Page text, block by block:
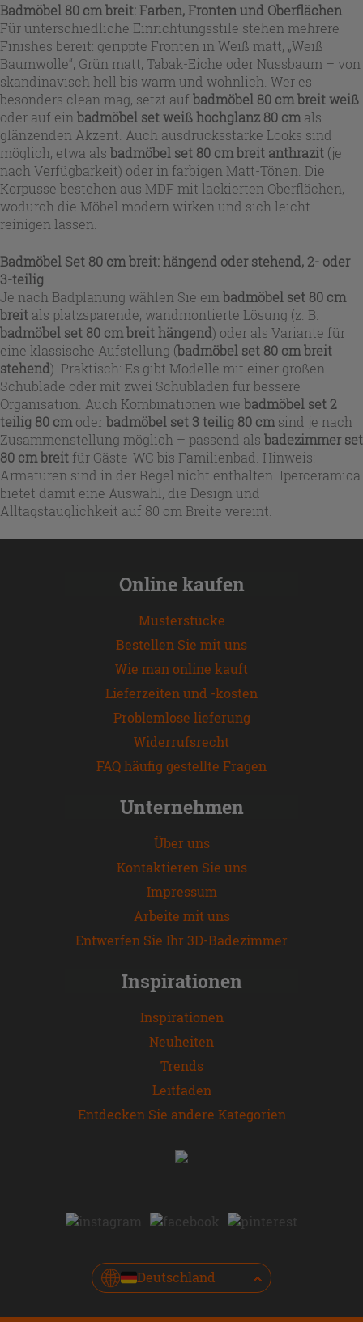
Badmöbel 80 cm breit: Farben, Fronten und Oberflächen
Für unterschiedliche Einrichtungsstile stehen mehrere
Finishes bereit: gerippte Fronten in Weiß matt, „Weiß
Baumwolle“, Grün matt, Tabak-Eiche oder Nussbaum – von
skandinavisch hell bis warm und wohnlich. Wer es
besonders clean mag, setzt auf badmöbel 80 cm breit weiß
oder auf ein badmöbel set weiß hochglanz 80 cm als
glänzenden Akzent. Auch ausdrucksstarke Looks sind
möglich, etwa als badmöbel set 80 cm breit anthrazit (je
nach Verfügbarkeit) oder in farbigen Matt-Tönen. Die
Korpusse bestehen aus MDF mit lackierten Oberflächen,
wodurch die Möbel modern wirken und sich leicht
reinigen lassen.
Badmöbel Set 80 cm breit: hängend oder stehend, 2- oder
3-teilig
Je nach Badplanung wählen Sie ein badmöbel set 80 cm
breit als platzsparende, wandmontierte Lösung (z. B.
badmöbel set 80 cm breit hängend) oder als Variante für
eine klassische Aufstellung (badmöbel set 80 cm breit
stehend). Praktisch: Es gibt Modelle mit einer großen
Schublade oder mit zwei Schubladen für bessere
Organisation. Auch Kombinationen wie badmöbel set 2
teilig 80 cm oderbadmöbel set 3 teilig 80 cm sind je nach
Zusammenstellung möglich – passend als badezimmer set
80 cm breit für Gäste-WC bis Familienbad. Hinweis:
Armaturen sind in der Regel nicht enthalten. Iperceramica
bietet damit eine Auswahl, die Design und
Alltagstauglichkeit auf 80 cm Breite vereint.
Online kaufen
Musterstücke
Bestellen Sie mit uns
Wie man online kauft
Lieferzeiten und -kosten
Problemlose lieferung
Widerrufsrecht
FAQ häufig gestellte Fragen
Unternehmen
Über uns
Kontaktieren Sie uns
Impressum
Arbeite mit uns
Entwerfen Sie Ihr 3D-Badezimmer
Inspirationen
Inspirationen
Neuheiten
Trends
Leitfaden
Entdecken Sie andere Kategorien
Deutschland